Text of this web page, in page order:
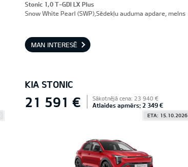
Stonic 1,0 T-GDI LX Plus
Snow White Pearl (SWP),Sēdekļu auduma apdare, melns
MAN INTERESĒ
KIA STONIC
21 591 € Sākotnējā cena: 23 940 €
Atlaides apmērs: 2 349 €
ETA: 15.10.2026